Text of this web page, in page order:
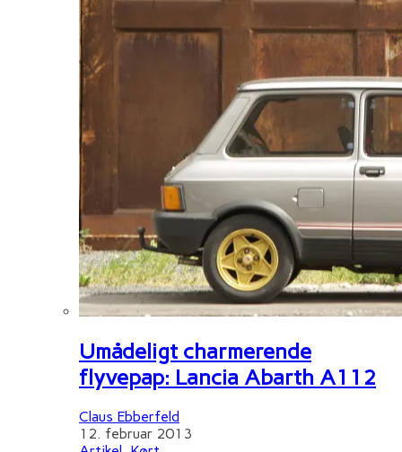
Umådeligt charmerende
flyvepap: Lancia Abarth A112
Claus Ebberfeld
12. februar 2013